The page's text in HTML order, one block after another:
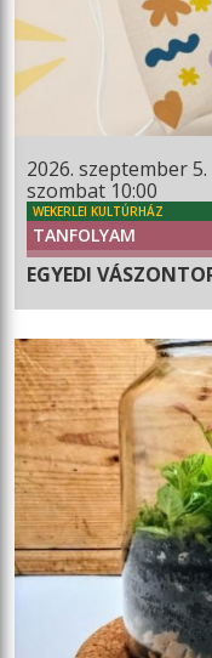
2026. szeptember 5.
szombat 10:00
WEKERLEI KULTÚRHÁZ
TANFOLYAM
EGYEDI